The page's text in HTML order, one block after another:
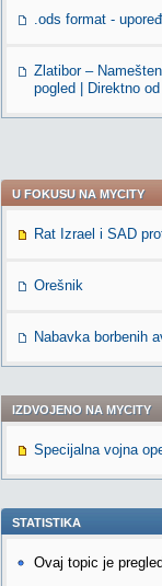
.ods format -
Zlatibor –
pogled | Direktno
U FOKUSU NA MYCITY
Rat Izrael i SAD
Orešnik
Nabavka borbenih
IZDVOJENO NA MYCITY
Specijalna vojna
STATISTIKA
Ovaj topic je